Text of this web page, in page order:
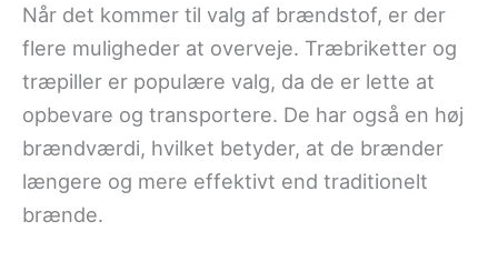
Når det kommer til valg af brændstof, er der
flere muligheder at overveje. Træbriketter og
træpiller er populære valg, da de er lette at
opbevare og transportere. De har også en høj
brændværdi, hvilket betyder, at de brænder
længere og mere effektivt end traditionelt
brænde.